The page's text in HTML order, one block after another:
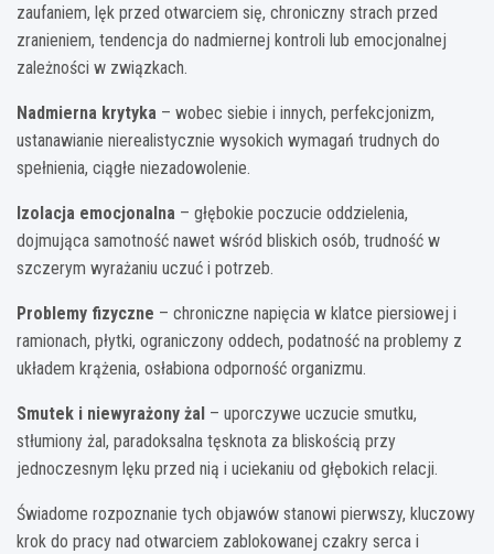
zaufaniem, lęk przed otwarciem się, chroniczny strach przed
zranieniem, tendencja do nadmiernej kontroli lub emocjonalnej
zależności w związkach.
Nadmierna krytyka – wobec siebie i innych, perfekcjonizm,
ustanawianie nierealistycznie wysokich wymagań trudnych do
spełnienia, ciągłe niezadowolenie.
Izolacja emocjonalna – głębokie poczucie oddzielenia,
dojmująca samotność nawet wśród bliskich osób, trudność w
szczerym wyrażaniu uczuć i potrzeb.
Problemy fizyczne – chroniczne napięcia w klatce piersiowej i
ramionach, płytki, ograniczony oddech, podatność na problemy z
układem krążenia, osłabiona odporność organizmu.
Smutek i niewyrażony żal – uporczywe uczucie smutku,
stłumiony żal, paradoksalna tęsknota za bliskością przy
jednoczesnym lęku przed nią i uciekaniu od głębokich relacji.
Świadome rozpoznanie tych objawów stanowi pierwszy, kluczowy
krok do pracy nad otwarciem zablokowanej czakry serca i